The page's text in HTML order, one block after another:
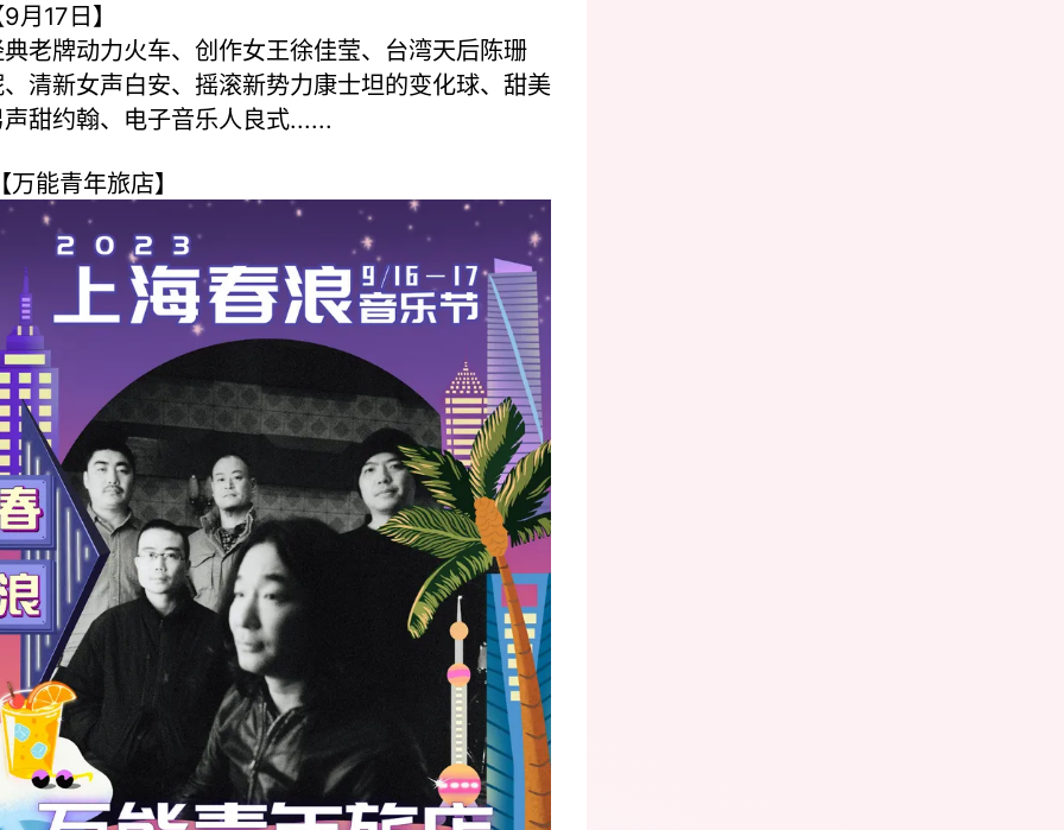
月17日】
老牌动力火车、创作女王徐佳莹、台湾天后陈珊
清新女声白安、摇滚新势力康士坦的变化球、甜美
甜约翰、电子音乐人良式......
能青年旅店】